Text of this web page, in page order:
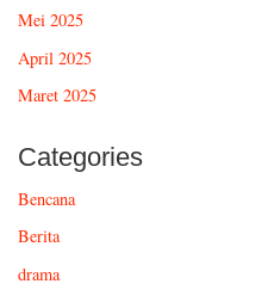
Mei 2025
April 2025
Maret 2025
Categories
Bencana
Berita
drama